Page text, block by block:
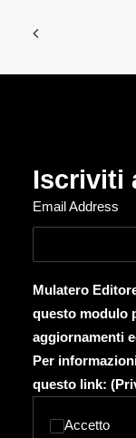
Iscriviti
Email Address
Mulatero
questo modulo
aggiornamenti
Per
questo link: (
Accetto